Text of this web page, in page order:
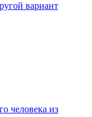
вариант
человека из